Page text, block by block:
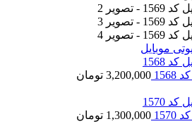
موبایل
3,200,000 تومان
1,300,000 تومان